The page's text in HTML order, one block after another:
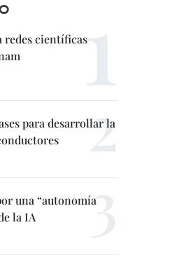
redes científicas
para desarrollar la
una “autonomía
la IA